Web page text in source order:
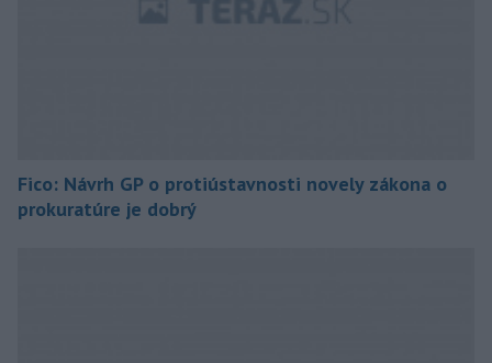
Fico: Návrh GP o protiústavnosti novely zákona o
prokuratúre je dobrý